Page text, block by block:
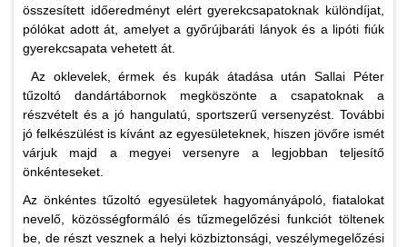
összesített időeredményt elért gyerekcsapatoknak különdíjat,
pólókat adott át, amelyet a győrújbaráti lányok és a lipóti fiúk
gyerekcsapata vehetett át.
Az oklevelek, érmek és kupák átadása után Sallai Péter
tűzoltó dandártábornok megköszönte a csapatoknak a
részvételt és a jó hangulatú, sportszerű versenyzést. További
jó felkészülést is kívánt az egyesületeknek, hiszen jövőre ismét
várjuk majd a megyei versenyre a legjobban teljesítő
önkénteseket.
Az önkéntes tűzoltó egyesületek hagyományápoló, fiatalokat
nevelő, közösségformáló és tűzmegelőzési funkciót töltenek
be, de részt vesznek a helyi közbiztonsági, veszélymegelőzési